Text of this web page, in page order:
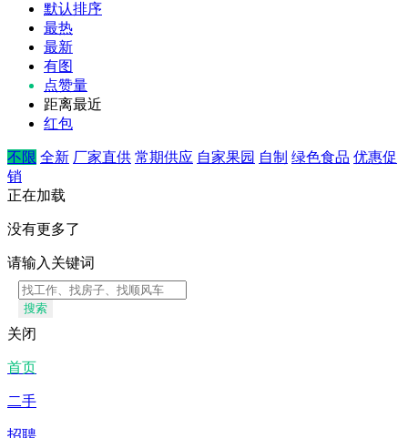
默认排序
最热
最新
有图
点赞量
距离最近
红包
不限 全新 厂家直供 常期供应 自家果园 自制 绿色食品 优惠促
销
正在加载
没有更多了
请输入关键词
搜索
关闭
首页
二手
招聘